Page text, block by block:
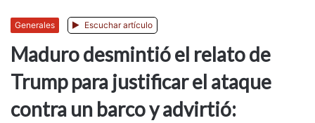
Generales Escuchar artículo
Maduro desmintió el relato de
Trump para justificar el ataque
contra un barco y advirtió: